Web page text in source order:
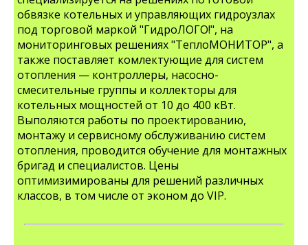
обвязке котельных и управляющих гидроузлах
под торговой маркой "ГидроЛОГО!", на
мониторинговых решениях "ТеплоМОНИТОР", а
также поставляет комлектующие для систем
отопления — контроллеры, насосно-
смесительные группы и коллекторы для
котельных мощностей от 10 до 400 кВт.
Выполяются работы по проектированию,
монтажу и сервисному обслуживанию систем
отопления, проводится обучение для монтажных
бригад и специалистов. Цены
оптимизимированы для решений различных
классов, в том числе от эконом до VIP.